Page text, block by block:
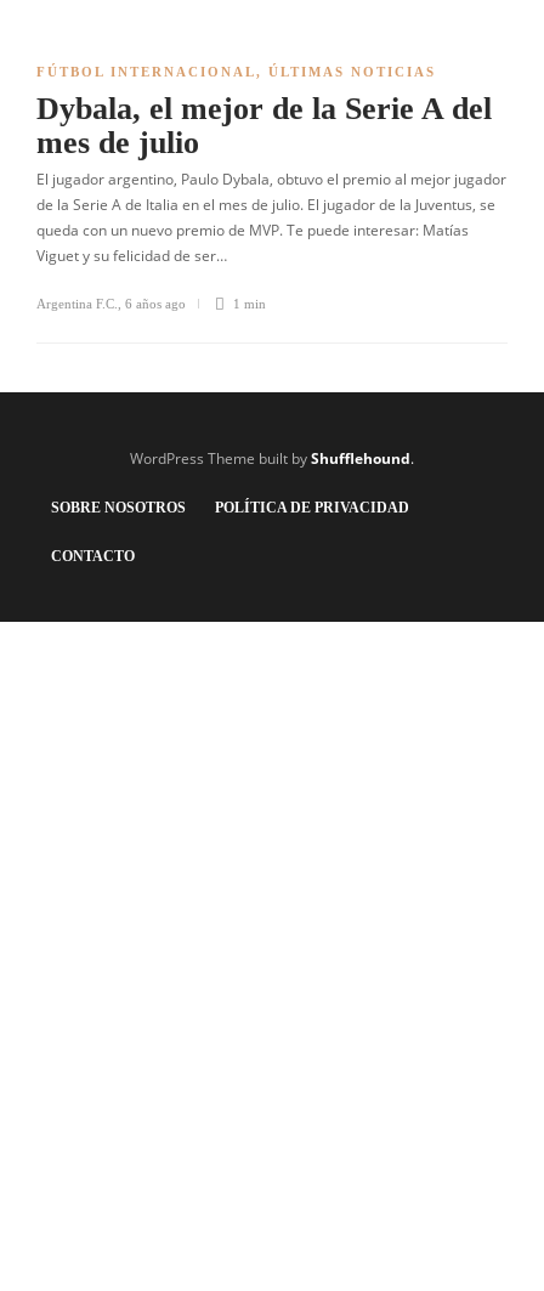
FÚTBOL INTERNACIONAL, ÚLTIMAS NOTICIAS
Dybala, el mejor de la Serie A del
mes de julio
El jugador argentino, Paulo Dybala, obtuvo el premio al mejor jugador
de la Serie A de Italia en el mes de julio. El jugador de la Juventus, se
queda con un nuevo premio de MVP. Te puede interesar: Matías
Viguet y su felicidad de ser…
Argentina F.C. 6 años ago 1 min
WordPress Theme built byShufflehound.
SOBRE NOSOTROS POLÍTICA DE PRIVACIDAD
CONTACTO